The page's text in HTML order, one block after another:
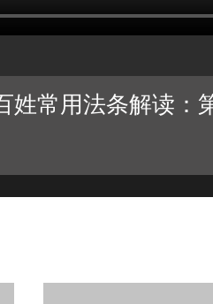
姓常用法条解读